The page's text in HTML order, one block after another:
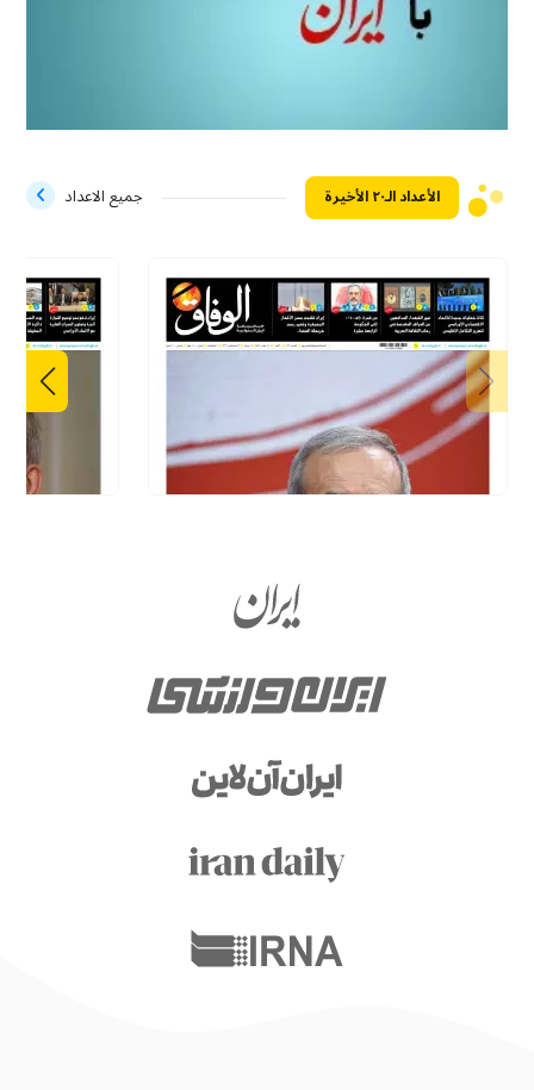
الأعداد الـ۲۰ الأخيرة جميع الاعداد